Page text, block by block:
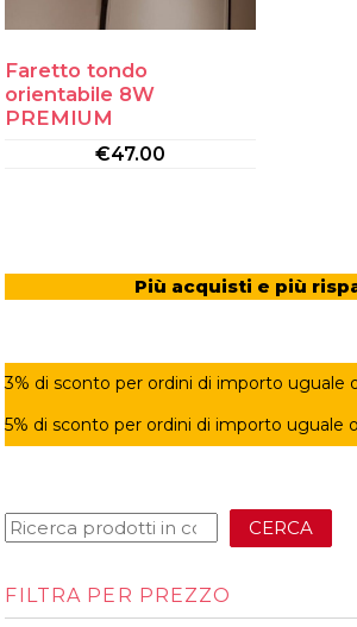
Faretto tondo
orientabile 8W
PREMIUM
€47.00
Più acquisti e più
3% di sconto per ordini di importo uguale
5% di sconto per ordini di importo uguale
CERCA
FILTRA PER PREZZO